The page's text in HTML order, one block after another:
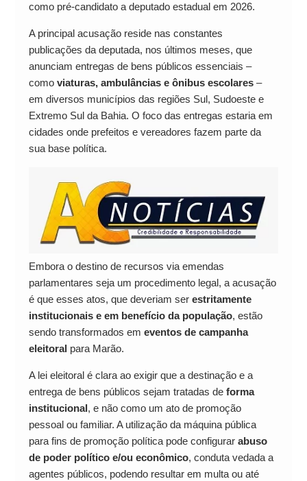
como pré-candidato a deputado estadual em 2026.
A principal acusação reside nas constantes
publicações da deputada, nos últimos meses, que
anunciam entregas de bens públicos essenciais –
como viaturas, ambulâncias e ônibus escolares–
em diversos municípios das regiões Sul, Sudoeste e
Extremo Sul da Bahia. O foco das entregas estaria em
cidades onde prefeitos e vereadores fazem parte da
sua base política.
Embora o destino de recursos via emendas
parlamentares seja um procedimento legal, a acusação
é que esses atos, que deveriam ser estritamente
institucionais e em benefício da população, estão
sendo transformados em eventos de campanha
eleitoral para Marão.
A lei eleitoral é clara ao exigir que a destinação e a
entrega de bens públicos sejam tratadas de forma
institucional, e não como um ato de promoção
pessoal ou familiar. A utilização da máquina pública
para fins de promoção política pode configurar abuso
de poder político e/ou econômico, conduta vedada a
agentes públicos, podendo resultar em multa ou até